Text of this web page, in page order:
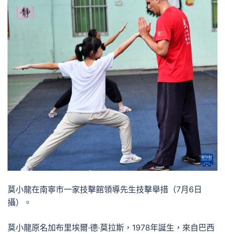
莫小龍在南寧市一家技擊館領導先生技擊舉措（7月6日
攝）。
莫小龍原名加布里埃爾·德·莫拉斯，1978年誕生，來自巴西